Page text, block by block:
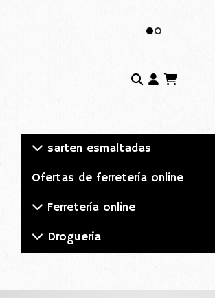
sarten esmaltadas
Ofertas de ferretería online
Ferretería online
Drogueria